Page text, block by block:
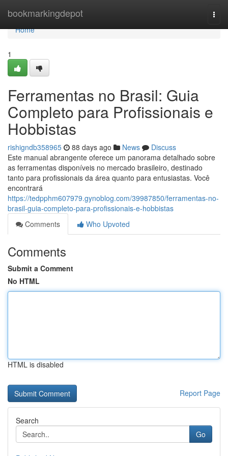
bookmarkingdepot
Home
Home
1
Ferramentas no Brasil: Guia
Completo para Profissionais e
Hobbistas
rishigndb358965 88 days ago News
Discuss
Este manual abrangente oferece um panorama detalhado sobre
as ferramentas disponíveis no mercado brasileiro, destinado
tanto para profissionais da área quanto para entusiastas. Você
encontrará
https://tedpphm607979.gynoblog.com/39987850/ferramentas-no-
brasil-guia-completo-para-profissionais-e-hobbistas
Comments
Who Upvoted
Comments
Submit a Comment
No HTML
HTML is disabled
Report Page
Search
Go